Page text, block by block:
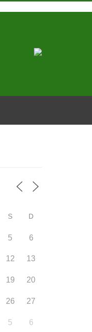
S D
5 6
12 13
19 20
26 27
5 6